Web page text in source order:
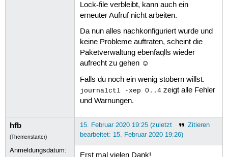
59
60
62
63
64
65
67
69
70
73
74
75
76
Lock-file verbleibt, kann auch ein
erneuter Aufruf nicht arbeiten.
Da nun alles nachkonfiguriert wurde und
keine Probleme auftraten, scheint die
Paketverwaltung ebenfaqlls wieder
aufrecht zu gehen ☺
Falls du noch ein wenig stöbern willst:
journalctl -xep 0..4zeigt alle Fehler
und Warnungen.
hfb
(Themenstarter)
Anmeldungsdatum:
Zitieren
15. Februar 2020 19:25 (zuletzt
bearbeitet: 15. Februar 2020 19:26)